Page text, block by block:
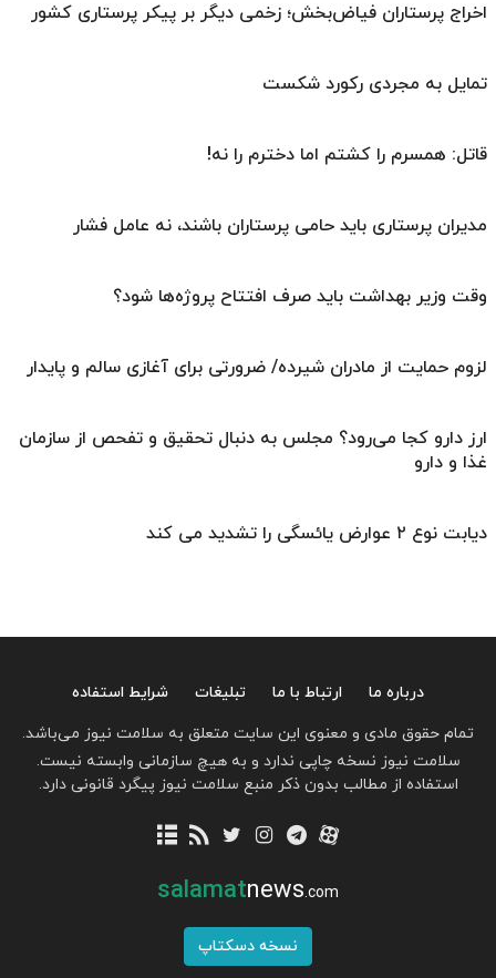
اخراج پرستاران فیاض‌بخش؛ زخمی دیگر بر پیکر پرستاری کشور
تمایل به مجردی رکورد شکست
قاتل: همسرم را کشتم اما دخترم را نه!
مدیران پرستاری باید حامی پرستاران باشند، نه عامل فشار
وقت وزیر بهداشت باید صرف افتتاح پروژه‌ها شود؟
لزوم حمایت از مادران شیرده/ ضرورتی برای آغازی سالم و پایدار
ارز دارو کجا می‌رود؟ مجلس به دنبال تحقیق و تفحص از سازمان
غذا و دارو
دیابت نوع ۲ عوارض یائسگی را تشدید می کند
درباره ما ارتباط با ما تبلیغات
شرایط استفاده
تمام حقوق مادی و معنوی این سایت متعلق به سلامت نیوز می‌باشد.
سلامت نیوز نسخه چاپی ندارد و به هیچ سازمانی وابسته نیست.
استفاده از مطالب بدون ذکر منبع سلامت نیوز پیگرد قانونی دارد.
salamatnews.com
نسخه دسکتاپ